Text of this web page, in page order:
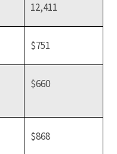
12,411
$751
$660
$868